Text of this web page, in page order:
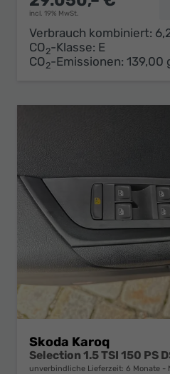
incl. 19% MwSt.
Verbrauch kombiniert:
CO2-Klasse: E
CO2-Emissionen: 139,00
Skoda Karoq
unverbindliche Lieferzeit: 6 Monate